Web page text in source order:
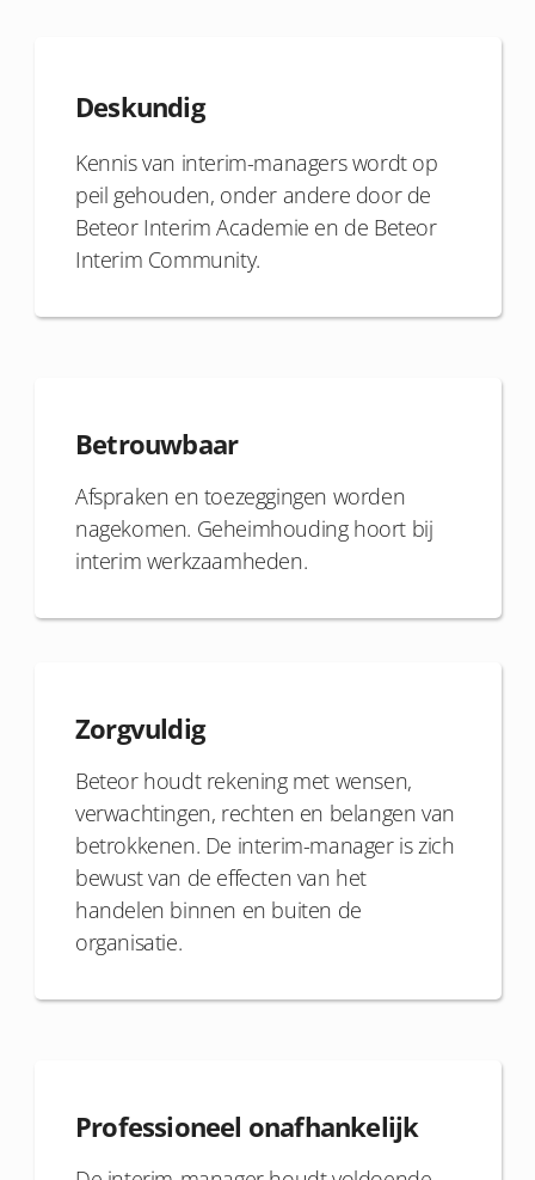
Deskundig
Kennis van interim-managers wordt op
peil gehouden, onder andere door de
Beteor Interim Academie en de Beteor
Interim Community.
Betrouwbaar
Afspraken en toezeggingen worden
nagekomen. Geheimhouding hoort bij
interim werkzaamheden.
Zorgvuldig
Beteor houdt rekening met wensen,
verwachtingen, rechten en belangen van
betrokkenen. De interim-manager is zich
bewust van de effecten van het
handelen binnen en buiten de
organisatie.
Professioneel onafhankelijk